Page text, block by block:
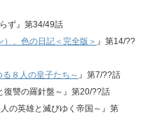
ず』第34/49話
）、色の日記＜完全版＞ 』第14/??
８人の皇子たち～ 』第7/??話
復讐の羅針盤～』第20/??話
の英雄と滅びゆく帝国～』第